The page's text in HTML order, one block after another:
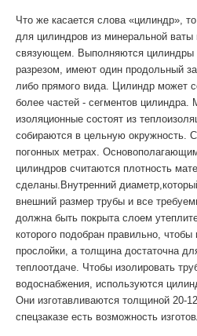
Что же касается слова «цилиндр»,
для цилиндров из минеральной ваты
связующем. Выполняются цилиндры
разрезом, имеют один продольный
либо прямого вида. Цилиндр может
более частей - сегментов цилиндра.
изоляционные состоят из
собираются в цельную окружность.
погонных метрах.
цилиндров считаются плотность
сделаны.Внутренний
внешний размер трубы и все
должна быть покрыта слоем
которого подобран правильно,
прослойки, а толщина достаточна
теплоотдаче. Чтобы изолировать
водоснабжения, используются
Они изготавливаются толщиной 20-
спецзаказе есть возможность